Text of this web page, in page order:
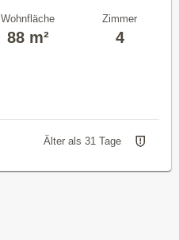
Wohnfläche
88 m²
Zimmer
4
Älter als 31 Tage